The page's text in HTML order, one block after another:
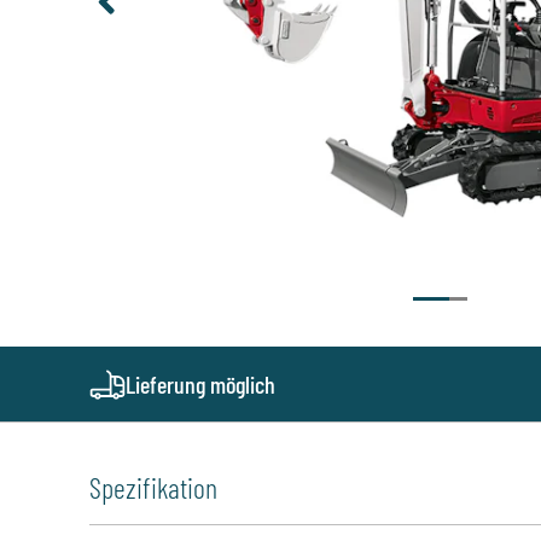
Lieferung möglich
Spezifikation